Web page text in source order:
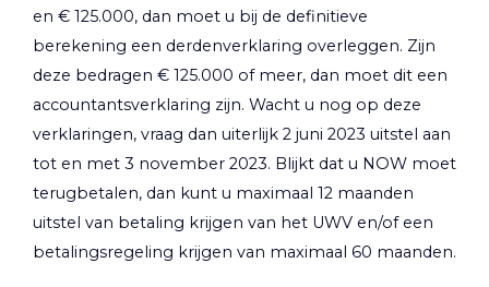
en € 125.000, dan moet u bij de definitieve
berekening een derdenverklaring overleggen. Zijn
deze bedragen € 125.000 of meer, dan moet dit een
accountantsverklaring zijn. Wacht u nog op deze
verklaringen, vraag dan uiterlijk 2 juni 2023 uitstel aan
tot en met 3 november 2023. Blijkt dat u NOW moet
terugbetalen, dan kunt u maximaal 12 maanden
uitstel van betaling krijgen van het UWV en/of een
betalingsregeling krijgen van maximaal 60 maanden.